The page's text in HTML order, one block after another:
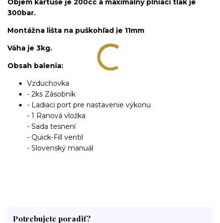
Objem kartuše je 200cc a maximálny plniaci tlak je
300bar.
Montážna lišta na puškohľad je 11mm
Váha je 3kg.
Obsah balenia:
Vzduchovka
- 2ks Zásobník
- Ladiaci port pre nastavenie výkonu
- 1 Ranová vložka
- Sada tesnení
- Quick-Fill ventil
- Slovenský manuál
Potrebujete poradiť?